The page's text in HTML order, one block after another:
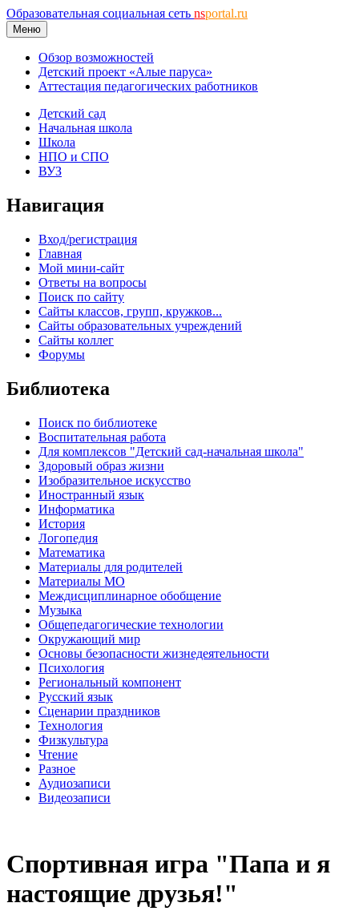
Образовательная социальная сеть nsportal.ru
Меню
Обзор возможностей
Детский проект «Алые паруса»
Аттестация педагогических работников
Детский сад
Начальная школа
Школа
НПО и СПО
ВУЗ
Навигация
Вход/регистрация
Главная
Мой мини-сайт
Ответы на вопросы
Поиск по сайту
Сайты классов, групп, кружков...
Сайты образовательных учреждений
Сайты коллег
Форумы
Библиотека
Поиск по библиотеке
Воспитательная работа
Для комплексов "Детский сад-начальная школа"
Здоровый образ жизни
Изобразительное искусство
Иностранный язык
Информатика
История
Логопедия
Математика
Материалы для родителей
Материалы МО
Междисциплинарное обобщение
Музыка
Общепедагогические технологии
Окружающий мир
Основы безопасности жизнедеятельности
Психология
Региональный компонент
Русский язык
Сценарии праздников
Технология
Физкультура
Чтение
Разное
Аудиозаписи
Видеозаписи
Спортивная игра "Папа и я
настоящие друзья!"